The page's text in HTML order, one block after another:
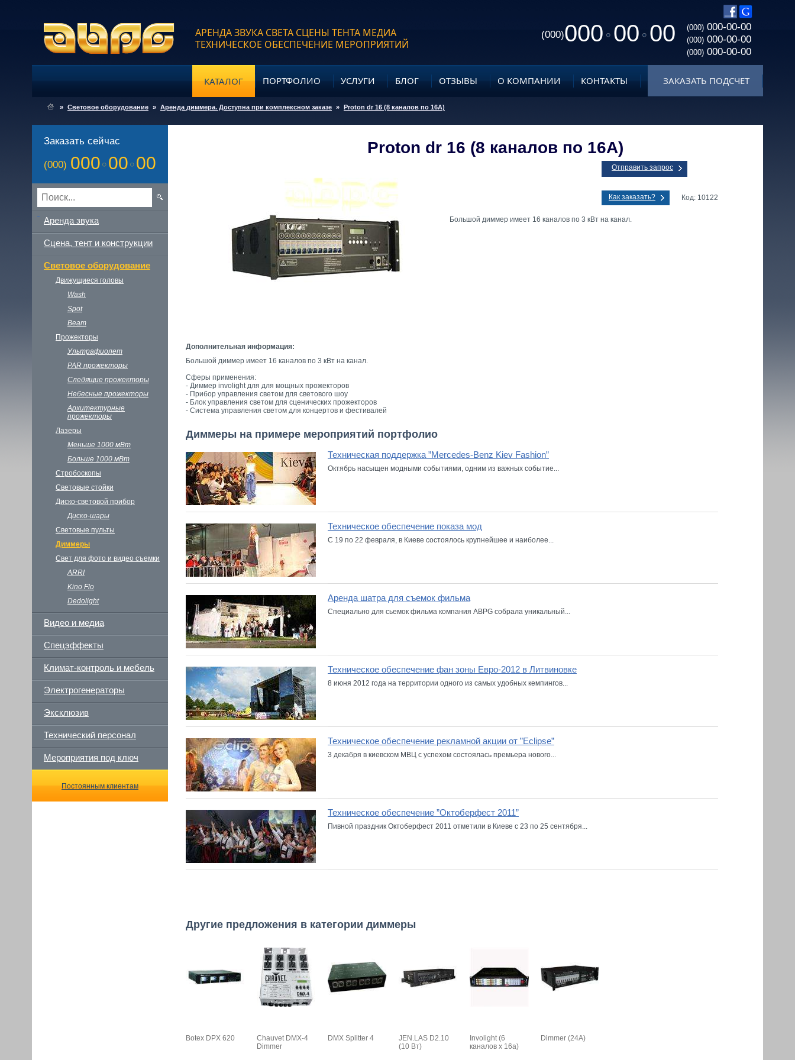
АРЕНДА ЗВУКА СВЕТА СЦЕНЫ ТЕНТА МЕДИА
ТЕХНИЧЕСКОЕ ОБЕСПЕЧЕНИЕ МЕРОПРИЯТИЙ
(000)000 00 00 (000) 000-00-00
(000) 000-00-00
(000) 000-00-00
КАТАЛОГ ПОРТФОЛИО УСЛУГИ БЛОГ ОТЗЫВЫ О КОМПАНИИ КОНТАКТЫ ЗАКАЗАТЬ ПОДСЧЕТ
» Световое оборудование » Аренда диммера. Доступна при комплексном заказе » Proton dr 16 (8 каналов по 16A)
Заказать сейчас
(000) 000 00 00
Аренда звука
Сцена, тент и конструкции
Световое оборудование
Движущиеся головы
Wash
Spot
Beam
Прожекторы
Ультрафиолет
PAR прожекторы
Следящие прожекторы
Небесные прожекторы
Архитектурные
прожекторы
Лазеры
Меньше 1000 мВт
Больше 1000 мВт
Стробоскопы
Световые стойки
Диско-световой прибор
Диско-шары
Световые пульты
Диммеры
Свет для фото и видео съемки
ARRI
Kino Flo
Dedolight
Видео и медиа
Спецэффекты
Климат-контроль и мебель
Электрогенераторы
Эксклюзив
Технический персонал
Мероприятия под ключ
Постоянным клиентам
Proton dr 16 (8 каналов по 16A)
Отправить запрос
Как заказать? Код: 10122
Большой диммер имеет 16 каналов по 3 кВт на канал.
Дополнительная информация:
Большой диммер имеет 16 каналов по 3 кВт на канал.
Сферы применения:
- Диммер involight для для мощных прожекторов
- Прибор управления светом для светового шоу
- Блок управления светом для сценических прожекторов
- Система управления светом для концертов и фестивалей
Диммеры на примере мероприятий портфолио
Техническая поддержка ”Mercedes-Benz Kiev Fashion”
Октябрь насыщен модными событиями, одним из важных событие...
Техническое обеспечение показа мод
С 19 по 22 февраля, в Киеве состоялось крупнейшее и наиболее...
Аренда шатра для съемок фильма
Специально для сьемок фильма компания ABPG собрала уникальный...
Техническое обеспечение фан зоны Евро-2012 в Литвиновке
8 июня 2012 года на территории одного из самых удобных кемпингов...
Техническое обеспечение рекламной акции от ”Eclipse”
3 декабря в киевском МВЦ с успехом состоялась премьера нового...
Техническое обеспечение ”Октоберфест 2011”
Пивной праздник Октоберфест 2011 отметили в Киеве с 23 по 25 сентября...
Другие предложения в категории диммеры
Botex DPX 620
Chauvet DMX-4
Dimmer
DMX Splitter 4
JEN.LAS D2.10
(10 Вт)
Involight (6
каналов х 16а)
Dimmer (24A)